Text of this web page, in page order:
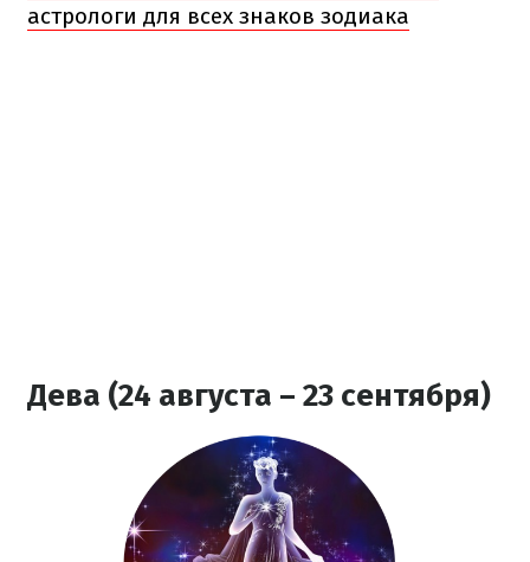
астрологи для всех знаков зодиака
Дева (24 августа – 23 сентября)